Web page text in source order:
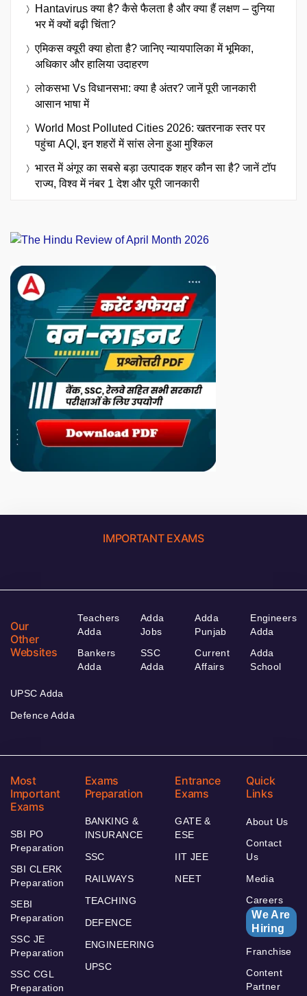
Hantavirus क्या है? कैसे फैलता है और क्या हैं लक्षण – दुनिया
भर में क्यों बढ़ी चिंता?
एमिकस क्यूरी क्या होता है? जानिए न्यायपालिका में भूमिका,
अधिकार और हालिया उदाहरण
लोकसभा Vs विधानसभा: क्या है अंतर? जानें पूरी जानकारी
आसान भाषा में
World Most Polluted Cities 2026: खतरनाक स्तर पर
पहुंचा AQI, इन शहरों में सांस लेना हुआ मुश्किल
भारत में अंगूर का सबसे बड़ा उत्पादक शहर कौन सा है? जानें टॉप
राज्य, विश्व में नंबर 1 देश और पूरी जानकारी
IMPORTANT EXAMS
Our
Other
Websites
Teachers
Adda
Bankers
Adda
Adda
Jobs
SSC
Adda
Adda
Punjab
Current
Affairs
Engineers
Adda
Adda
School
UPSC Adda
Defence Adda
Most
Important
Exams
SBI PO
Preparation
SBI CLERK
Preparation
SEBI
Preparation
SSC JE
Preparation
SSC CGL
Preparation
Exams
Preparation
BANKING &
INSURANCE
SSC
RAILWAYS
TEACHING
DEFENCE
ENGINEERING
UPSC
Entrance
Exams
GATE &
ESE
IIT JEE
NEET
Quick
Links
About Us
Contact
Us
Media
Careers
We Are
Hiring
Franchise
Content
Partner